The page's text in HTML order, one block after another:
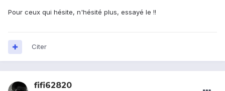
Pour ceux qui hésite, n'hésité plus, essayé le !!
Citer
fifi62820